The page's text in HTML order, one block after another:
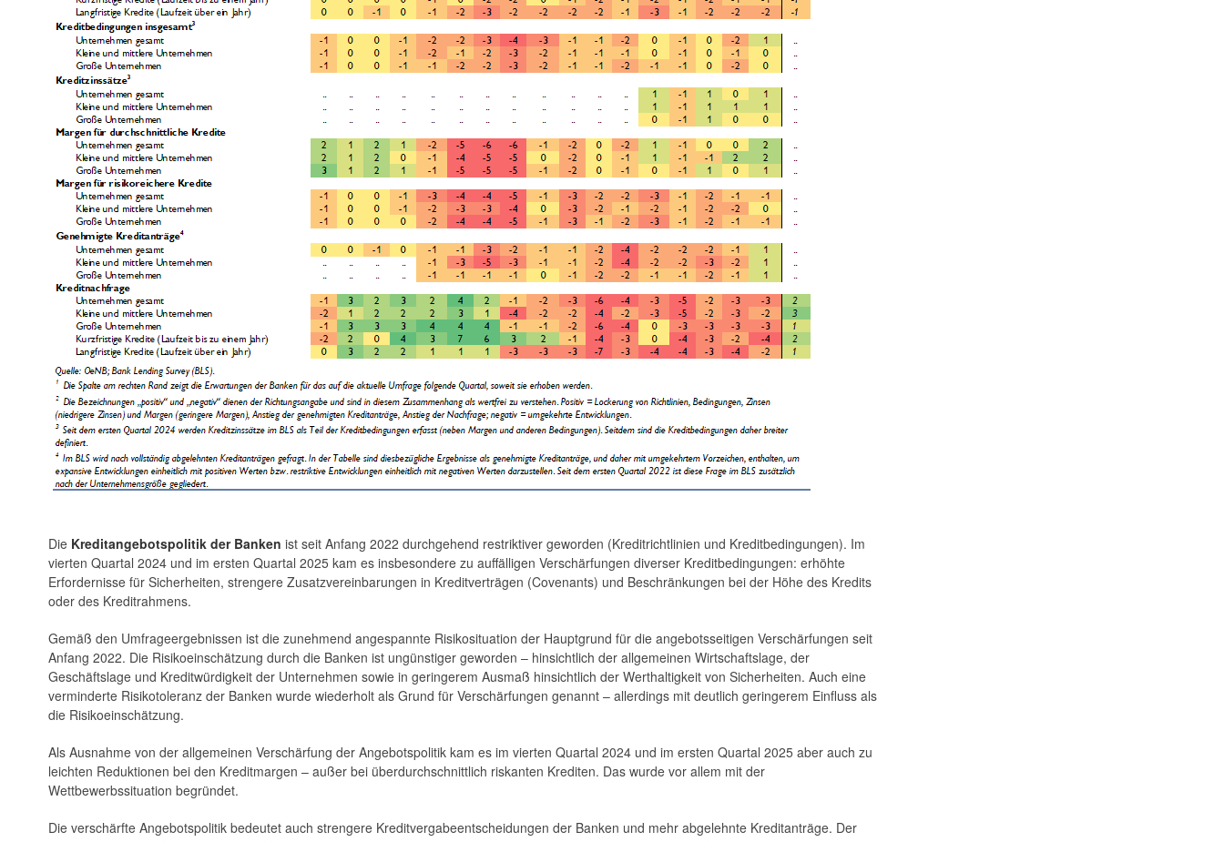
Die Kreditangebotspolitik der Banken ist seit Anfang 2022 durchgehend restriktiver geworden (Kreditrichtlinien und Kreditbedingungen). Im
vierten Quartal 2024 und im ersten Quartal 2025 kam es insbesondere zu auffälligen Verschärfungen diverser Kreditbedingungen: erhöhte
Erfordernisse für Sicherheiten, strengere Zusatzvereinbarungen in Kreditverträgen (Covenants) und Beschränkungen bei der Höhe des Kredits
oder des Kreditrahmens.
Gemäß den Umfrageergebnissen ist die zunehmend angespannte Risikosituation der Hauptgrund für die angebotsseitigen Verschärfungen seit
Anfang 2022. Die Risikoeinschätzung durch die Banken ist ungünstiger geworden – hinsichtlich der allgemeinen Wirtschaftslage, der
Geschäftslage und Kreditwürdigkeit der Unternehmen sowie in geringerem Ausmaß hinsichtlich der Werthaltigkeit von Sicherheiten. Auch eine
verminderte Risikotoleranz der Banken wurde wiederholt als Grund für Verschärfungen genannt – allerdings mit deutlich geringerem Einfluss als
die Risikoeinschätzung.
Als Ausnahme von der allgemeinen Verschärfung der Angebotspolitik kam es im vierten Quartal 2024 und im ersten Quartal 2025 aber auch zu
leichten Reduktionen bei den Kreditmargen – außer bei überdurchschnittlich riskanten Krediten. Das wurde vor allem mit der
Wettbewerbssituation begründet.
Die verschärfte Angebotspolitik bedeutet auch strengere Kreditvergabeentscheidungen der Banken und mehr abgelehnte Kreditanträge. Der